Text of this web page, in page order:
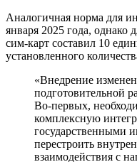
Аналогичная норма для
января 2025 года, однако
сим-карт составил 10
установленного
«Внедрение
подготовительной
Во-первых,
комплексную
государственными
перестроить
взаимодействия с